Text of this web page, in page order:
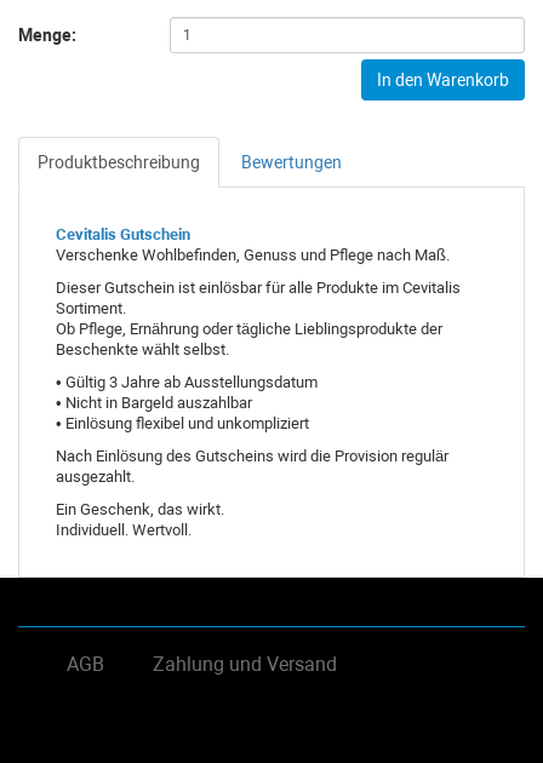
Menge:
In den Warenkorb
Produktbeschreibung Bewertungen
Cevitalis Gutschein
Verschenke Wohlbefinden, Genuss und Pflege nach Maß.
Dieser Gutschein ist einlösbar für alle Produkte im Cevitalis
Sortiment.
Ob Pflege, Ernährung oder tägliche Lieblingsprodukte der
Beschenkte wählt selbst.
• Gültig 3 Jahre ab Ausstellungsdatum
• Nicht in Bargeld auszahlbar
• Einlösung flexibel und unkompliziert
Nach Einlösung des Gutscheins wird die Provision regulär
ausgezahlt.
Ein Geschenk, das wirkt.
Individuell. Wertvoll.
AGB Zahlung und Versand